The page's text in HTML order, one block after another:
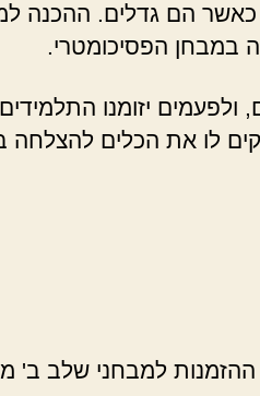
כאשר הם גדלים. ההכנה
במבחן הפסיכומטרי.
יזומנו
לו את הכלים להצלחה
למבחני שלב ב'